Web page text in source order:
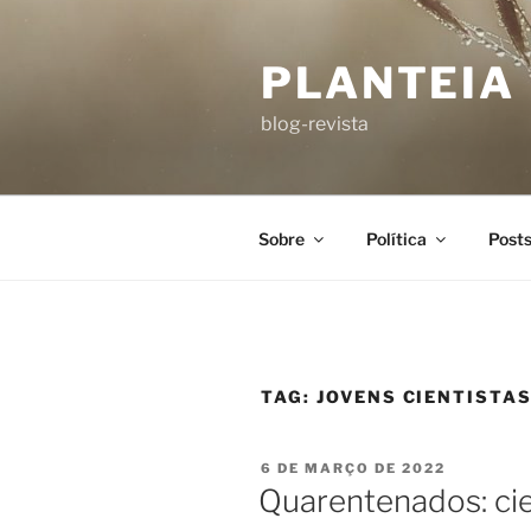
PLANTEIA
blog-revista
Sobre Política Posts
TAG: JOVENS CIENTISTAS
6 DE MARÇO DE 2022
Quarentenados: